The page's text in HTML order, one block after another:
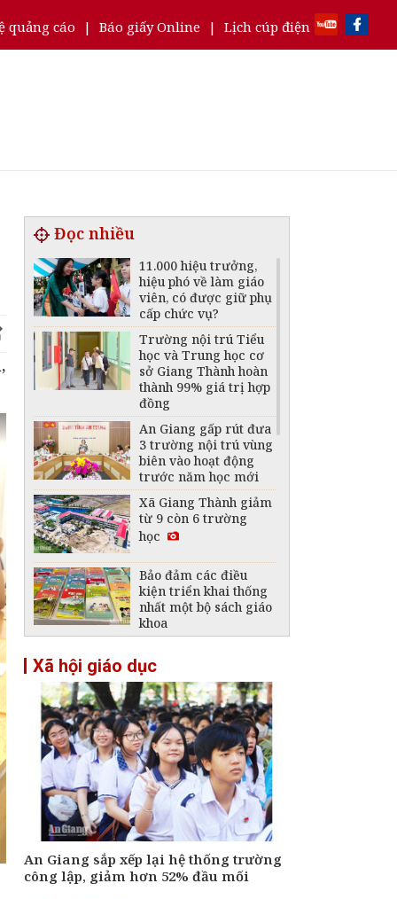
quảng cáo | Báo giấy Online | Lịch cúp điện
Đọc nhiều
11.000 hiệu trưởng,
hiệu phó về làm giáo
viên, có được giữ phụ
cấp chức vụ?
Trường nội trú Tiểu
học và Trung học cơ
sở Giang Thành hoàn
thành 99% giá trị hợp
đồng
An Giang gấp rút đưa
3 trường nội trú vùng
biên vào hoạt động
trước năm học mới
Xã Giang Thành giảm
từ 9 còn 6 trường
học
Bảo đảm các điều
kiện triển khai thống
nhất một bộ sách giáo
khoa
tạo: Dùng AI gian lận
trong học tập, nghiên
cứu sẽ bị xử lý từ
ngày 15/8
Xã Ô Lâm đặt mục
tiêu 97% người trong
độ tuổi biết chữ mức
độ 1
Trường Đại học
Ngoại thương thành
lập 4 trường mới
An Giang đưa lao
Xã hội giáo dục
An Giang sắp xếp lại hệ thống trường
công lập, giảm hơn 52% đầu mối